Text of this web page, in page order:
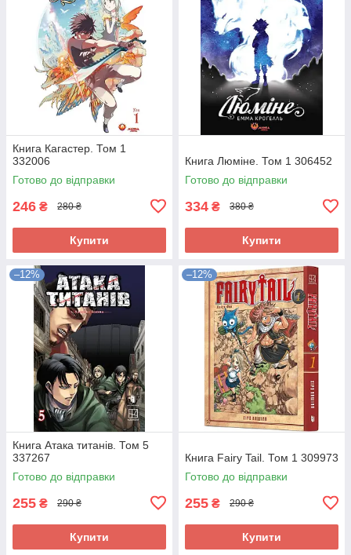
Книга Кагастер. Том 1
332006
Готово до відправки
246 ₴ 280 ₴
Купити
Книга Люміне. Том 1 306452
Готово до відправки
334 ₴ 380 ₴
Купити
–12%
Книга Атака титанів. Том 5
337267
Готово до відправки
255 ₴ 290 ₴
Купити
–12%
Книга Fairy Tail. Том 1 309973
Готово до відправки
255 ₴ 290 ₴
Купити